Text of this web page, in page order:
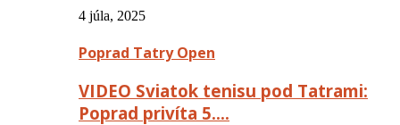
4 júla, 2025
Poprad Tatry Open
VIDEO Sviatok tenisu pod Tatrami:
Poprad privíta 5….